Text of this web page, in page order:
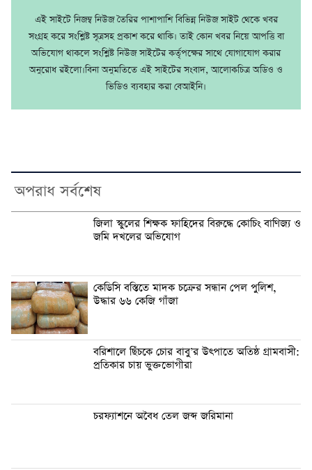
এই সাইটে নিজম্ব নিউজ তৈরির পাশাপাশি বিভিন্ন নিউজ সাইট থেকে খবর
সংগ্রহ করে সংশ্লিষ্ট সূত্রসহ প্রকাশ করে থাকি। তাই কোন খবর নিয়ে আপত্তি বা
অভিযোগ থাকলে সংশ্লিষ্ট নিউজ সাইটের কর্তৃপক্ষের সাথে যোগাযোগ করার
অনুরোধ রইলো।বিনা অনুমতিতে এই সাইটের সংবাদ, আলোকচিত্র অডিও ও
ভিডিও ব্যবহার করা বেআইনি।
অপরাধ সর্বশেষ
জিলা স্কুলের শিক্ষক ফাহিদের বিরুদ্ধে কোচিং বাণিজ্য ও
জমি দখলের অভিযোগ
কেডিসি বস্তিতে মাদক চক্রের সন্ধান পেল পুলিশ,
উদ্ধার ৬৬ কেজি গাঁজা
বরিশালে ছিঁচকে চোর বাবু’র উৎপাতে অতিষ্ঠ গ্রামবাসী:
প্রতিকার চায় ভুক্তভোগীরা
চরফ্যাশনে অবৈধ তেল জব্দ জরিমানা